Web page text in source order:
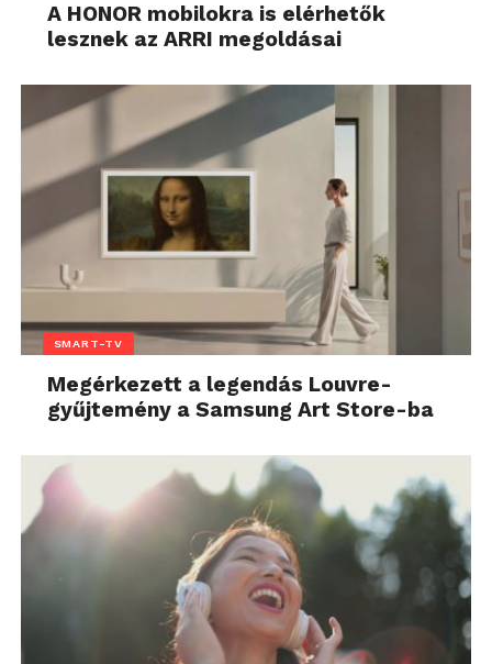
A HONOR mobilokra is elérhetők
lesznek az ARRI megoldásai
SMART-TV
Megérkezett a legendás Louvre-
gyűjtemény a Samsung Art Store-ba